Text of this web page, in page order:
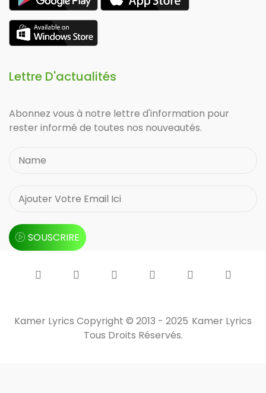
Lettre D'actualités
Abonnez vous à notre lettre d'information pour
rester informé de toutes nos nouveautés.
SOUSCRIRE
Kamer Lyrics Copyright © 2013 - 2025 Kamer Lyrics
Tous Droits Réservés.